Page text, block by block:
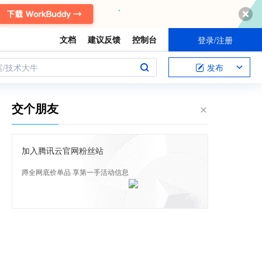
文档 建议反馈 控制台 登录/注册
/技术大牛 发布
交个朋友
加入腾讯云官网粉丝站
蹲全网底价单品 享第一手活动信息